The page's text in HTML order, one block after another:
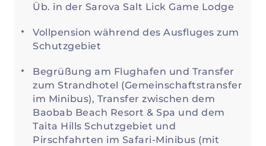
Üb. in der Sarova Salt Lick Game Lodge
Vollpension während des Ausfluges zum
Schutzgebiet
Begrüßung am Flughafen und Transfer
zum Strandhotel (Gemeinschaftstransfer
im Minibus), Transfer zwischen dem
Baobab Beach Resort & Spa und dem
Taita Hills Schutzgebiet und
Pirschfahrten im Safari-Minibus (mit